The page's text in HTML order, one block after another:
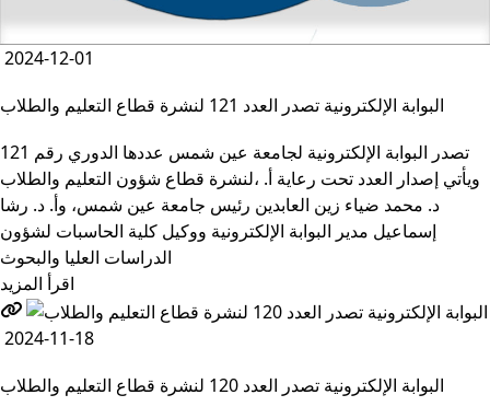
2024-12-01
البوابة الإلكترونية تصدر العدد 121 لنشرة قطاع التعليم والطلاب
تصدر البوابة الإلكترونية لجامعة عين شمس عددها الدوري رقم 121
لنشرة قطاع شؤون التعليم ‏والطلاب‎، ويأتي إصدار العدد تحت رعاية أ.
د. محمد ضياء زين العابدين رئيس جامعة عين شمس، وأ. د. ‏رشا
إسماعيل مدير البوابة الإلكترونية ووكيل كلية الحاسبات لشؤون
‏الدراسات العليا والبحوث
اقرأ المزيد
2024-11-18
البوابة الإلكترونية تصدر العدد 120 لنشرة قطاع التعليم والطلاب